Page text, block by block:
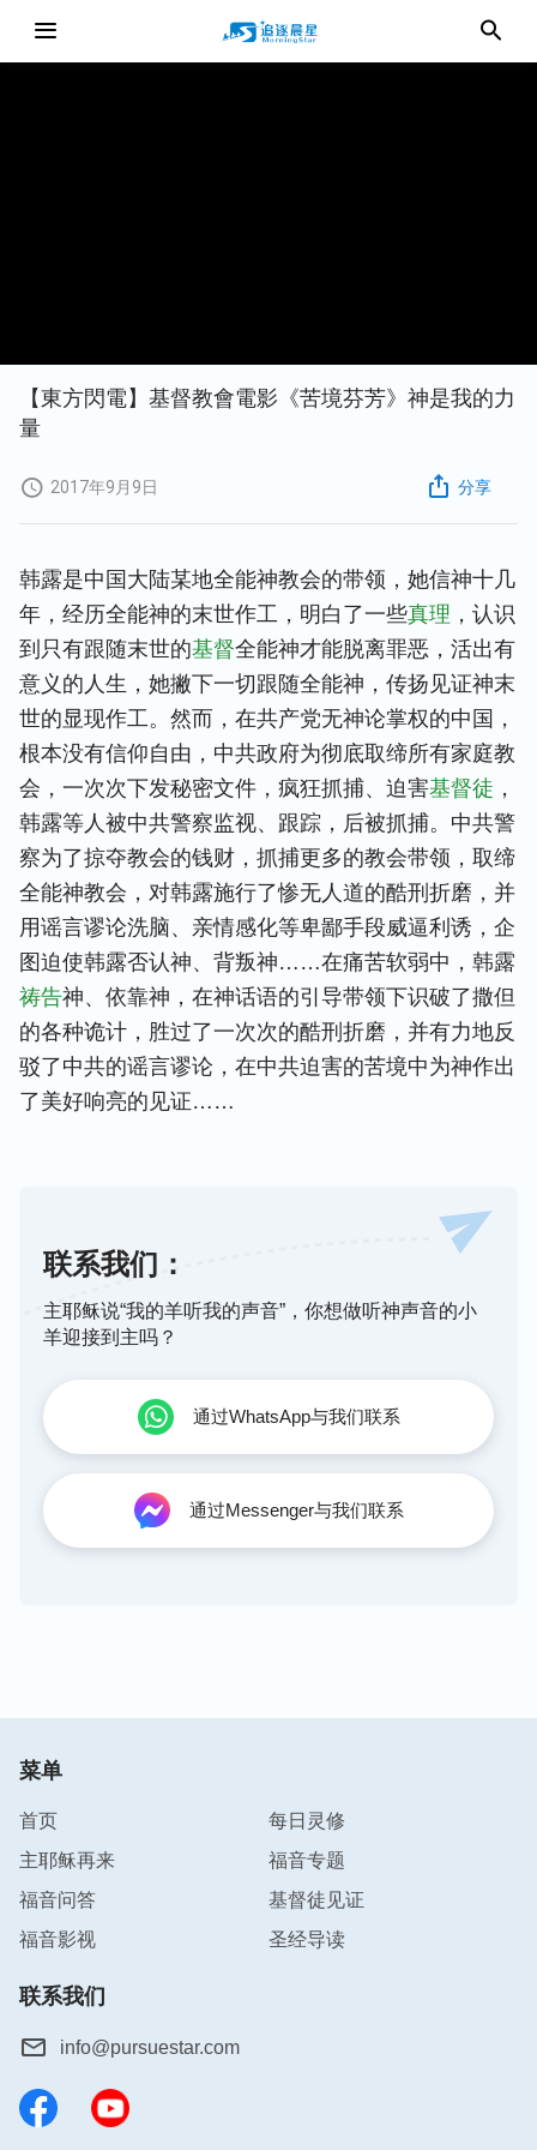
【東方閃電】基督教會電影《苦境芬芳》神是我的力
量
2017年9月9日 分享
韩露是中国大陆某地全能神教会的带领，她信神十几
年，经历全能神的末世作工，明白了一些真理 ，认识
到只有跟随末世的基督全能神才能脱离罪恶，活出有
意义的人生，她撇下一切跟随全能神，传扬见证神末
世的显现作工。然而，在共产党无神论掌权的中国，
根本没有信仰自由，中共政府为彻底取缔所有家庭教
会，一次次下发秘密文件，疯狂抓捕、迫害基督徒 ，
韩露等人被中共警察监视、跟踪，后被抓捕。中共警
察为了掠夺教会的钱财，抓捕更多的教会带领，取缔
全能神教会，对韩露施行了惨无人道的酷刑折磨，并
用谣言谬论洗脑、亲情感化等卑鄙手段威逼利诱，企
图迫使韩露否认神、背叛神……在痛苦软弱中，韩露
祷告神、依靠神，在神话语的引导带领下识破了撒但
的各种诡计，胜过了一次次的酷刑折磨，并有力地反
驳了中共的谣言谬论，在中共迫害的苦境中为神作出
了美好响亮的见证……
联系我们：
主耶稣说“我的羊听我的声音”，你想做听神声音的小
羊迎接到主吗？
通过WhatsApp与我们联系
通过Messenger与我们联系
菜单
首页
每日灵修
主耶稣再来
福音专题
福音问答
基督徒见证
福音影视
圣经导读
联系我们
info@pursuestar.com